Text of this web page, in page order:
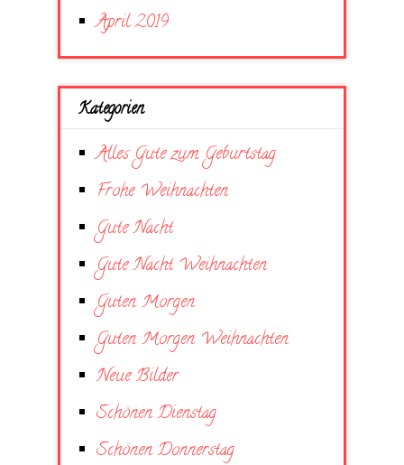
April 2019
Kategorien
Alles Gute zum Geburtstag
Frohe Weihnachten
Gute Nacht
Gute Nacht Weihnachten
Guten Morgen
Guten Morgen Weihnachten
Neue Bilder
Schönen Dienstag
Schönen Donnerstag